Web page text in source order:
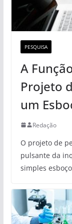
PESQUISA
A
Projeto
um
Redação
O projeto de
pulsante da
simples